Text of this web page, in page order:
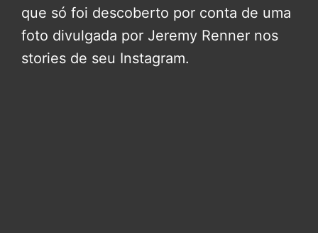
que só foi descoberto por conta de uma
foto divulgada por Jeremy Renner nos
stories de seu Instagram.